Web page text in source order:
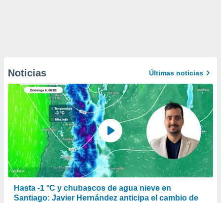
Noticias Últimas noticias
Hasta -1 °C y chubascos de agua nieve en
Santiago: Javier Hernández anticipa el cambio de